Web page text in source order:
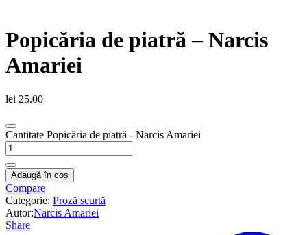
Popicăria de piatră – Narcis
Amariei
lei 25.00
Cantitate Popicăria de piatră - Narcis Amariei
Adaugă în coș
Compare
Categorie: Proză scurtă
Autor:Narcis Amariei
Share